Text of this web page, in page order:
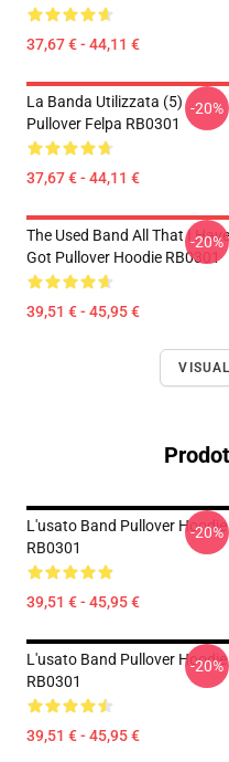
37,67 € - 44,11 €
La Banda Utilizzata (5)
Pullover Felpa RB0301
37,67 € - 44,11 €
-20%
The Used Band All That I Have
Got Pullover Hoodie RB0301
39,51 € - 45,95 €
-20%
L'usato Band Pullover Hoodie
RB0301
39,51 € - 45,95 €
-20%
L'usato Band Pullover Hoodie
RB0301
39,51 € - 45,95 €
-20%